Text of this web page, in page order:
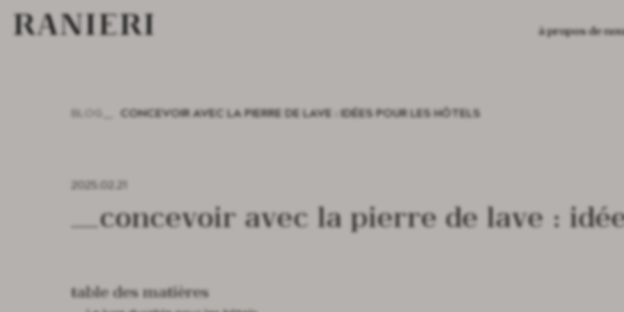
à propos de
CONCEVOIR AVEC LA PIERRE DE LAVE : IDÉES POUR LES HÔTELS
Concevoir avec la pierre de lave :
Table des matières